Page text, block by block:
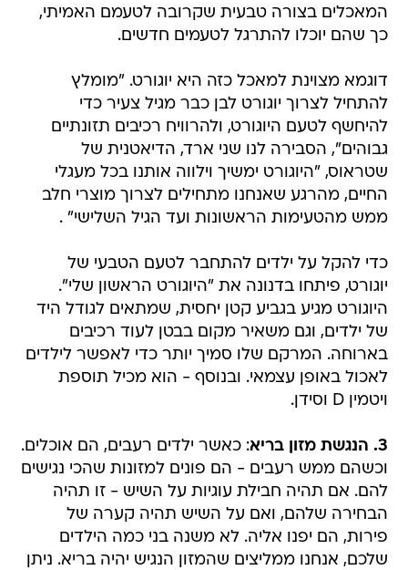
המאכלים בצורה טבעית שקרובה לטעמם האמיתי,
כך שהם יוכלו להתרגל לטעמים חדשים.
דוגמא מצוינת למאכל כזה היא יוגורט. "מומלץ
להתחיל לצרוך יוגורט לבן כבר מגיל צעיר כדי
להיחשף לטעם היוגורט, ולהרוויח רכיבים תזונתיים
גבוהים", הסבירה לנו שני ארד, הדיאטנית של
שטראוס, "היוגורט ימשיך וילווה אותנו בכל מעגלי
החיים, מהרגע שאנחנו מתחילים לצרוך מוצרי חלב
ממש מהטעימות הראשונות ועד הגיל השלישי" .
כדי להקל על ילדים להתחבר לטעם הטבעי של
יוגורט, פיתחו בדנונה את "היוגורט הראשון שלי".
היוגורט מגיע בגביע קטן יחסית, שמתאים לגודל היד
של ילדים, וגם משאיר מקום בבטן לעוד רכיבים
בארוחה. המרקם שלו סמיך יותר כדי לאפשר לילדים
לאכול באופן עצמאי. ובנוסף - הוא מכיל תוספת
ויטמין D וסידן.
3. הנגשת מזון בריא
: כאשר ילדים רעבים, הם אוכלים.
וכשהם ממש רעבים - הם פונים למזונות שהכי נגישים
להם. אם תהיה חבילת עוגיות על השיש - זו תהיה
הבחירה שלהם, ואם על השיש תהיה קערה של
פירות, הם יפנו אליה. לא משנה בני כמה הילדים
שלכם, אנחנו ממליצים שהמזון הנגיש יהיה בריא. ניתן